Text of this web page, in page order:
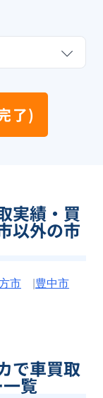
了)
実績・買
以外の市
市 豊中市
で車買取
覧